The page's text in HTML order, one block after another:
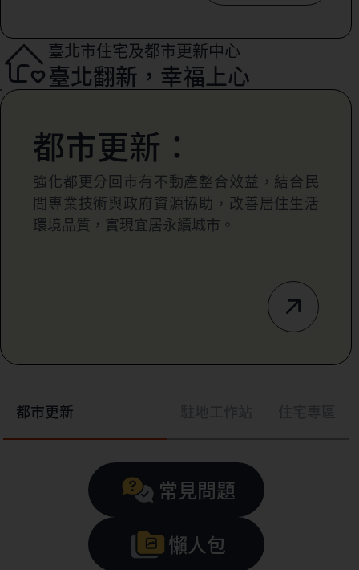
臺北市住宅及都市更新中心
臺北翻新，幸福上心
都市更新
都市更新：
強化都更分回市有不動產整合效益，結合民
間專業技術與政府資源協助，改善居住生活
環境品質，實現宜居永續城市。
常見問題
懶人包